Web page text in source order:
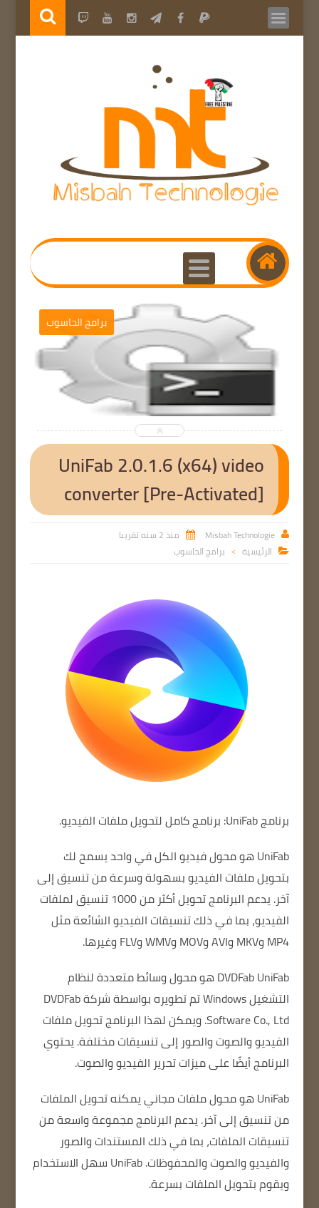
برامج الحاسوب
UniFab 2.0.1.6 (x64) video
converter [Pre-Activated]

Misbah Technologie
 منذ 2 سنه تقريبا
 الرئيسية > برامج الحاسوب
برنامج UniFab: برنامج كامل لتحويل ملفات الفيديو.
UniFabهو محول فيديو الكل في واحد يسمح لك
بتحويل ملفات الفيديو بسهولة وسرعة من تنسيق إلى
آخر.
يدعم البرنامج تحويل أكثر من 1000 تنسيق لملفات
الفيديو، بما في ذلك تنسيقات الفيديو الشائعة مثل
MP4 وMKV وAVI وMOV وWMV وFLV وغيرها.
DVDFab UniFabهو محول وسائط متعددة لنظام
التشغيل Windows تم تطويره بواسطة شركة DVDFab
Software Co., Ltd. ويمكن لهذا البرنامج تحويل ملفات
الفيديو والصوت والصور إلى تنسيقات مختلفة.يحتوي
البرنامج أيضًا على ميزات تحرير الفيديو والصوت.
UniFab هو محول ملفات مجاني يمكنه تحويل الملفات
من تنسيق إلى آخر.يدعم البرنامج مجموعة واسعة من
تنسيقات الملفات، بما في ذلك المستندات والصور
والفيديو والصوت والمحفوظات.
UniFab سهل الاستخدام
ويقوم بتحويل الملفات بسرعة.